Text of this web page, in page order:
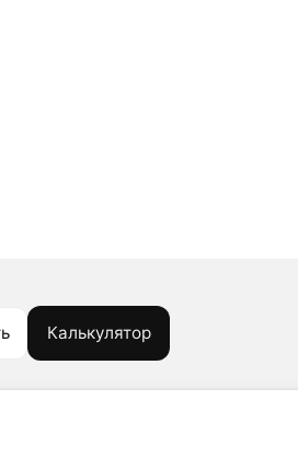
Калькулятор